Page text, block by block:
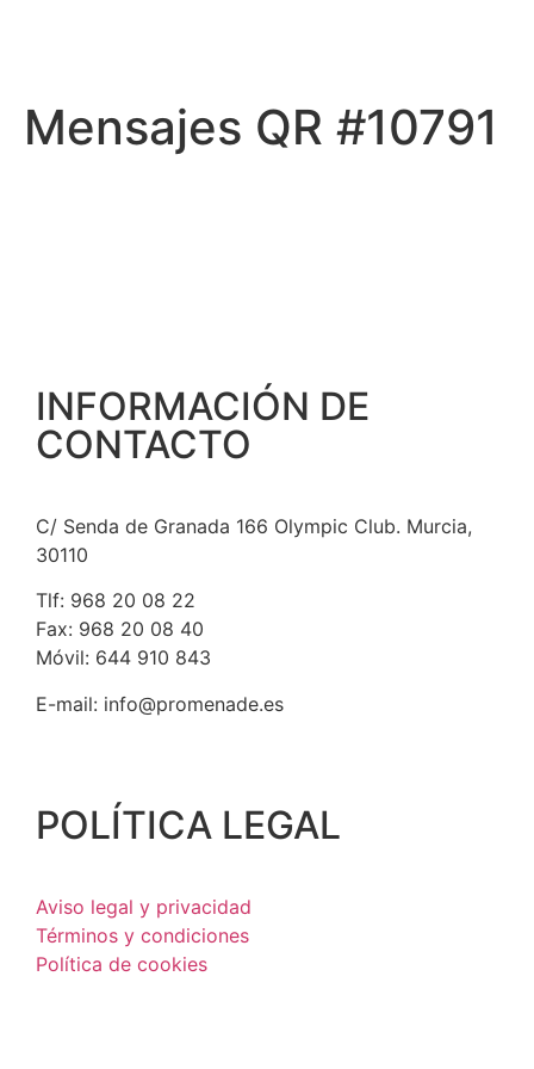
Mensajes QR #10791
INFORMACIÓN DE
CONTACTO
C/ Senda de Granada 166 Olympic Club. Murcia,
30110
Tlf: 968 20 08 22
Fax: 968 20 08 40
Móvil: 644 910 843
E-mail: info@promenade.es
POLÍTICA LEGAL
Aviso legal y privacidad
Términos y condiciones
Política de cookies